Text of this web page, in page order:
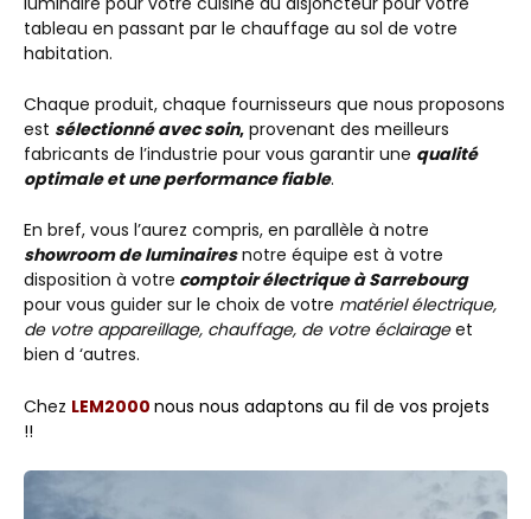
tableau en passant par le chauffage au sol de votre
habitation.
Chaque produit, chaque fournisseurs que nous proposons
est sélectionné avec soin, provenant des meilleurs
fabricants de l’industrie pour vous garantir une qualité
optimale et une performance fiable.
En bref, vous l’aurez compris, en parallèle à notre
showroom de luminairesnotre équipe est à votre
disposition à votre comptoir électrique à Sarrebourg
pour vous guider sur le choix de votre matériel électrique,
de votre appareillage, chauffage, de votre éclairageet
bien d ‘autres.
Chez LEM2000 nous nous adaptons au fil de vos projets
!!